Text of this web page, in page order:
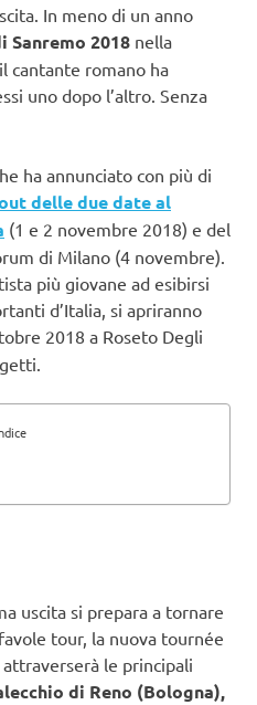
In meno di un anno
Sanremo 2018 nella
cantante romano ha
uno dopo l’altro. Senza
ha annunciato con più di
delle due date al
(1 e 2 novembre 2018) e del
di Milano (4 novembre).
più giovane ad esibirsi
d’Italia, si apriranno
2018 a Roseto Degli
uscita si prepara a tornare
tour, la nuova tournée
le principali
di Reno (Bologna),